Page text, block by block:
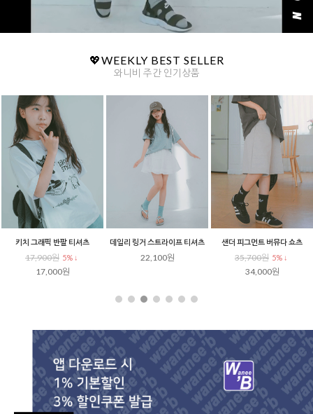
💖WEEKLY BEST SELLER
와니비 주간 인기상품
키치 그래픽 반팔 티셔츠
17,900원 5% ↓
17,000원
데일리 링거 스트라이프 티셔츠
22,100원
샌더 피그먼트 버뮤다 쇼츠
35,700원 5% ↓
34,000원